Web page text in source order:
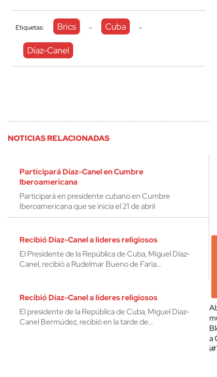
Etiquetas: Brics - Cuba -
Díaz-Canel
NOTICIAS RELACIONADAS
Participará Díaz-Canel en Cumbre
Iberoamericana
Participará en presidente cubano en Cumbre
Iberoamericana que se inicia el 21 de abril
Recibió Díaz-Canel a líderes religiosos
El Presidente de la República de Cuba, Miguel Díaz-
Canel, recibió a Rudelmar Bueno de Faria…
Recibió Díaz-Canel a líderes religiosos
El presidente de la República de Cuba, Miguel Díaz-
Canel Bermúdez, recibió en la tarde de…
a